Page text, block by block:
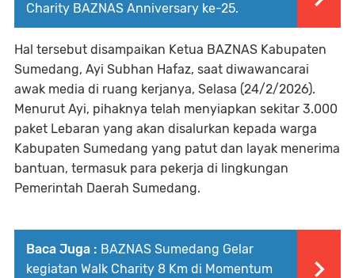
Charity BAZNAS Anniversary ke-25.
Hal tersebut disampaikan Ketua BAZNAS Kabupaten
Sumedang, Ayi Subhan Hafaz, saat diwawancarai
awak media di ruang kerjanya, Selasa (24/2/2026).
Menurut Ayi, pihaknya telah menyiapkan sekitar 3.000
paket Lebaran yang akan disalurkan kepada warga
Kabupaten Sumedang yang patut dan layak menerima
bantuan, termasuk para pekerja di lingkungan
Pemerintah Daerah Sumedang.
Baca Juga : BAZNAS Sumedang Gelar
kegiatan Walk Charity 8 Km di Momentum